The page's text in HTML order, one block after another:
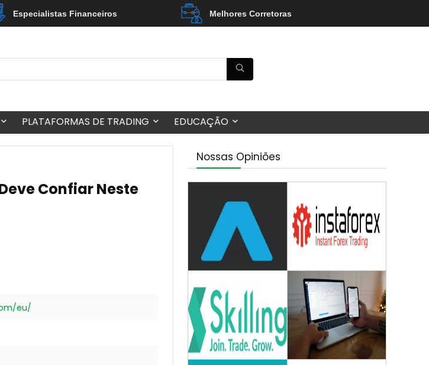
Especialistas Financeiros Melhores Corretoras
PLATAFORMAS DE TRADING EDUCAÇÃO
Confiar Neste
eu/
Nossas Opiniões